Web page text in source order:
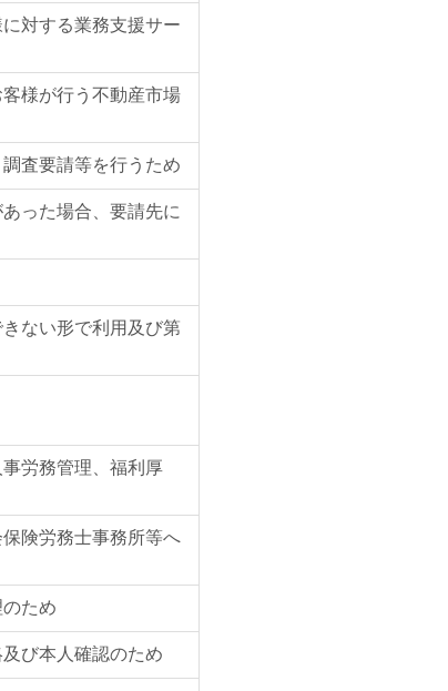
対する業務支援サー
様が行う不動産市場
査要請等を行うため
った場合、要請先に
ない形で利用及び第
労務管理、福利厚
険労務士事務所等へ
ため
び本人確認のため